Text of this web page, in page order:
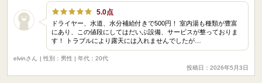
5.0点
ドライヤー、水道、水分補給付きで500円！ 室内湯も種類が豊富
にあり、この値段にしてはだいぶ設備、サービスが整っておりま
す！ トラブルにより露天には入れませんでしたが…
elvinさん
| 性別：男性 | 年代：20代
投稿日：2026年5月3日